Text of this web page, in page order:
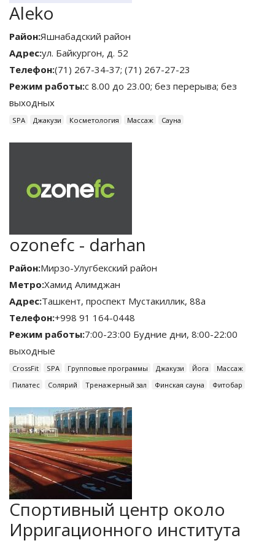
Aleko
Район:Яшнабадский район
Адрес:ул. Байкургон, д. 52
Телефон:(71) 267-34-37; (71) 267-27-23
Режим работы:с 8.00 до 23.00; без перерыва; без
выходных
SPA Джакузи Косметология Массаж Сауна
ozonefc - darhan
Район:Мирзо-Улугбекский район
Метро:Хамид Алимджан
Адрес:Ташкент, проспект Мустакиллик, 88а
Телефон:+998 91 164-0448
Режим работы:7:00-23:00 Будние дни, 8:00-22:00
выходные
CrossFit SPA Групповые программы Джакузи Йога
Массаж
Пилатес
Солярий Тренажерный зал Финская сауна Фитобар
Спортивный центр около
Ирригационного института